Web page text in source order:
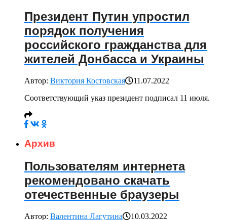
Президент Путин упростил
порядок получения
российского гражданства для
жителей Донбасса и Украины
Автор: Виктория Костовская
11.07.2022
Соответствующий указ президент подписал 11 июля.
Архив
Пользователям интернета
рекомендовано скачать
отечественные браузеры
Автор: Валентина Лагутина 10.03.2022